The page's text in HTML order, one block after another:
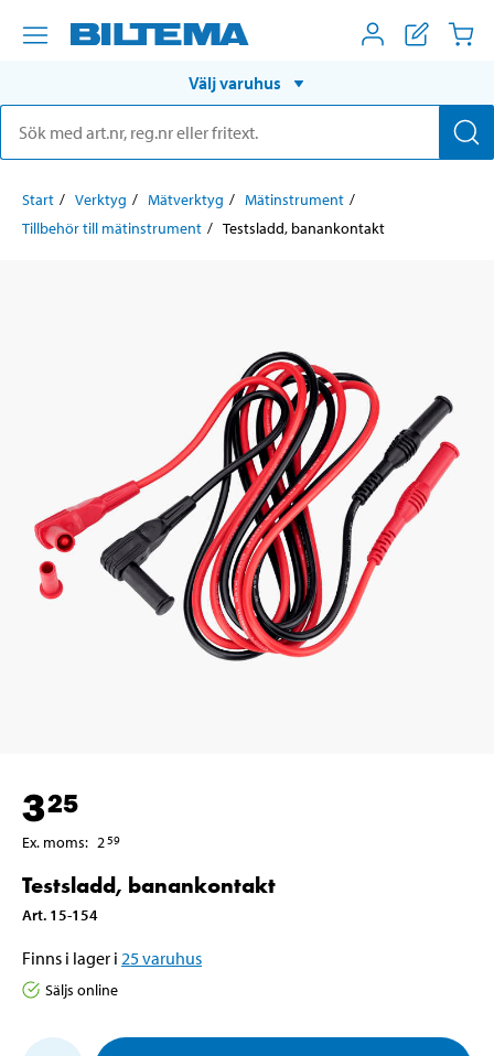
Välj varuhus
Start Verktyg Mätverktyg
Mätinstrument
Tillbehör till mätinstrument
Testsladd, banankontakt
325
Ex. moms: 259
Testsladd, banankontakt
Art. 15-154
Finns i lager i 25varuhus
Säljs online